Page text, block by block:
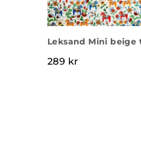
Leksand Mini beige
289 kr